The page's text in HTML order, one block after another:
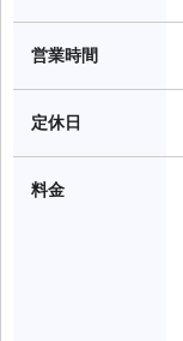
営業時間
定休日
料金